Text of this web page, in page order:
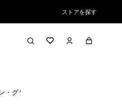
ストアを探す
グラフィック・Tシャツ